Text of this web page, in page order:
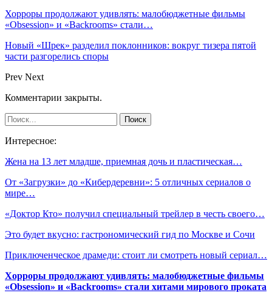
Хорроры продолжают удивлять: малобюджетные фильмы
«Obsession» и «Backrooms» стали…
Новый «Шрек» разделил поклонников: вокруг тизера пятой
части разгорелись споры
Prev Next
Комментарии закрыты.
Интересное:
Жена на 13 лет младше, приемная дочь и пластическая…
От «Загрузки» до «Кибердеревни»: 5 отличных сериалов о
мире…
«Доктор Кто» получил специальный трейлер в честь своего…
Это будет вкусно: гастрономический гид по Москве и Сочи
Приключенческое драмеди: стоит ли смотреть новый сериал…
Хорроры продолжают удивлять: малобюджетные фильмы
«Obsession» и «Backrooms» стали хитами мирового проката